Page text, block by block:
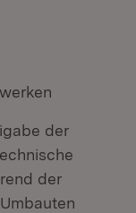
der
der